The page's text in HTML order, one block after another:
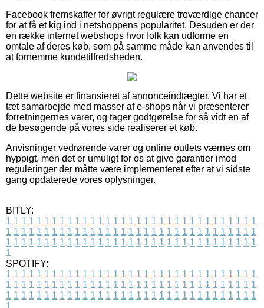
Facebook fremskaffer for øvrigt regulære troværdige chancer
for at få et kig ind i netshoppens popularitet. Desuden er der
en række internet webshops hvor folk kan udforme en
omtale af deres køb, som på samme måde kan anvendes til
at fornemme kundetilfredsheden.
Dette website er finansieret af annonceindtægter. Vi har et
tæt samarbejde med masser af e-shops når vi præsenterer
forretningernes varer, og tager godtgørelse for så vidt en af
de besøgende på vores side realiserer et køb.
Anvisninger vedrørende varer og online outlets værnes om
hyppigt, men det er umuligt for os at give garantier imod
reguleringer der måtte være implementeret efter at vi sidste
gang opdaterede vores oplysninger.
BITLY:
1 1 1 1 1 1 1 1 1 1 1 1 1 1 1 1 1 1 1 1 1 1 1 1 1 1 1 1 1 1 1 1 1
1 1 1 1 1 1 1 1 1 1 1 1 1 1 1 1 1 1 1 1 1 1 1 1 1 1 1 1 1 1 1 1 1
1 1 1 1 1 1 1 1 1 1 1 1 1 1 1 1 1 1 1 1 1 1 1 1 1 1 1 1 1 1 1 1 1
1
SPOTIFY:
1 1 1 1 1 1 1 1 1 1 1 1 1 1 1 1 1 1 1 1 1 1 1 1 1 1 1 1 1 1 1 1 1
1 1 1 1 1 1 1 1 1 1 1 1 1 1 1 1 1 1 1 1 1 1 1 1 1 1 1 1 1 1 1 1 1
1 1 1 1 1 1 1 1 1 1 1 1 1 1 1 1 1 1 1 1 1 1 1 1 1 1 1 1 1 1 1 1 1
1